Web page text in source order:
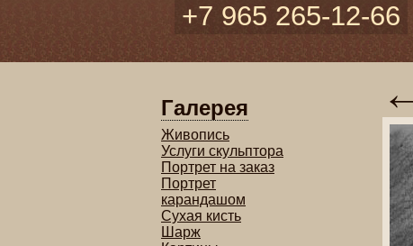
+7 965 265-12-66
Галерея
Живопись
Услуги скульптора
Портрет на заказ
Портрет
карандашом
Сухая кисть
Шарж